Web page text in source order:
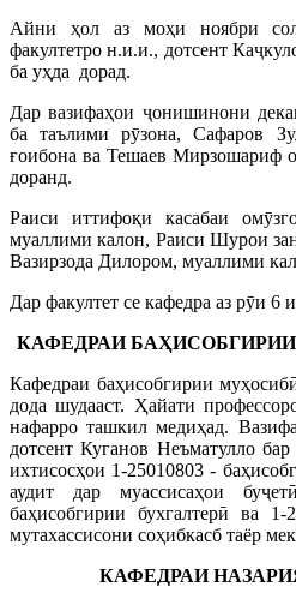
Айни ҳол аз моҳи ноябри
факултетро н.и.и., дотсент
ба уҳда дорад.
Дар вазифаҳои ҷонишинони
ба таълими рӯзона, Сафаров
ғоибона ва Тешаев Мирзошариф
доранд.
Раиси иттифоқи касабаи
муаллими калон, Раиси Шурои
Вазирзода Дилором, муаллими
Дар факултет се кафедра аз рӯи 6
КАФЕДРАИ
Кафедраи баҳисобгирии
дода шудааст. Ҳайати
нафарро ташкил медиҳад.
дотсент Куганов Неъматулло
ихтисосҳои 1-25010803 -
аудит дар муассисаҳои
баҳисобгирии бухгалтерӣ ва
мутахассисони соҳибкасб таёр
КАФЕДРАИ